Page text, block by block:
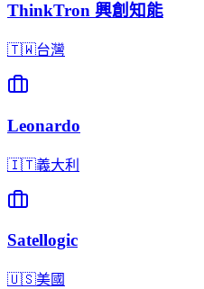
ThinkTron 興創知能
🇹🇼台灣
Leonardo
🇮🇹義大利
Satellogic
🇺🇸美國